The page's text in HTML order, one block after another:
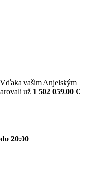
vašim Anjelským
už 1 502 059,00 €
20:00